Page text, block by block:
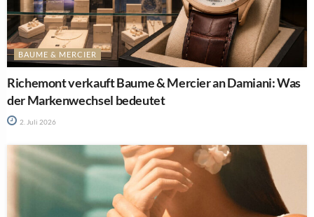
BAUME & MERCIER
Richemont verkauft Baume & Mercier an Damiani: Was
der Markenwechsel bedeutet
2. Juli 2026